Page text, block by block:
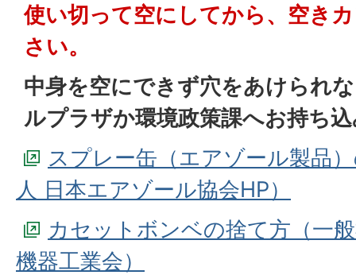
使い切って空にしてから、空き
さい。
中身を空にできず穴をあけられ
ルプラザか環境政策課へお持ち
スプレー缶（エアゾール製品
人 日本エアゾール協会HP）
カセットボンベの捨て方（一
機器工業会）